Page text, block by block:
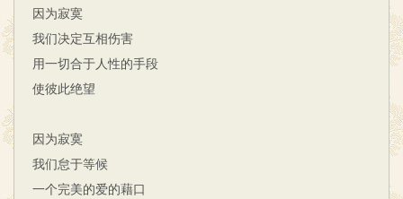
因为寂寞
我们决定互相伤害
用一切合于人性的手段
使彼此绝望
因为寂寞
我们怠于等候
一个完美的爱的藉口